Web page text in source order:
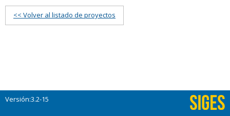
<< Volver al listado de proyectos
Versión:3.2-15